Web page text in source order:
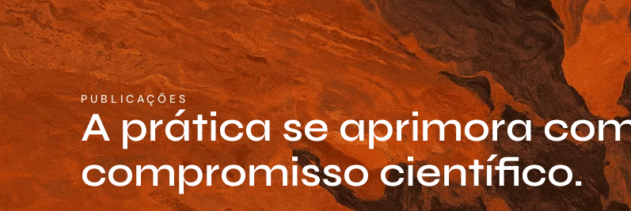
PUBLICAÇÕES
A prática se aprimora
compromisso científico.